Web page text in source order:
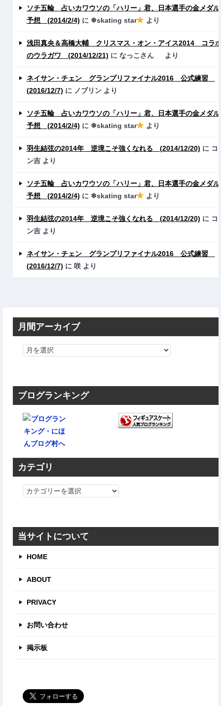
ソチ五輪 占いカワウソの「ハリー」君、日本選手の金メダル
予想 (2014/2/4) に ❄skating star より
浅田真央＆高橋大輔 クリスマス・オン・アイス2014 コラ
のウラガワ (2014/12/21) に なっこさん より
ネイサン・チェン グランプリファイナル2016 公式練習
(2016/12/7) に ノブリンより
ソチ五輪 占いカワウソの「ハリー」君、日本選手の金メダル
予想 (2014/2/4) に ❄skating star より
羽生結弦の2014年 逆境こそ強くなれる (2014/12/20) に コ
ン吉より
ソチ五輪 占いカワウソの「ハリー」君、日本選手の金メダル
予想 (2014/2/4) に ❄skating star より
羽生結弦の2014年 逆境こそ強くなれる (2014/12/20) に コ
ン吉より
ネイサン・チェン グランプリファイナル2016 公式練習
(2016/12/7) に 咲より
月間アーカイブ
ブログランキング
カテゴリ
カ
リ
当サイトについて
HOME
ABOUT
PRIVACY
お問い合わせ
掲示板